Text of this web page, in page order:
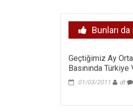
Bunları
Geçtiğimiz Ay
Basınında Türkiye
01/03/2011 dt